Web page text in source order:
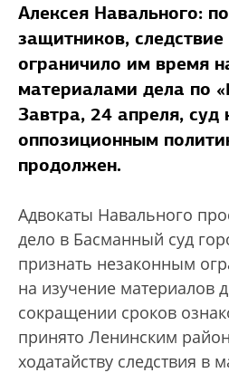
Алексея Навального:
защитников, следствие
ограничило им время
материалами дела по
Завтра, 24 апреля, суд
оппозиционным
продолжен.
Адвокаты Навального
дело в Басманный суд
признать незаконным
на изучение материалов
сокращении сроков
принято Ленинским
ходатайству следствия в